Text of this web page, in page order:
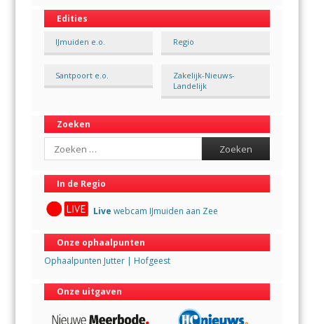
Edities
IJmuiden e.o. Regio
Santpoort e.o.
Zakelijk-Nieuws-
Landelijk
Zoeken
Search
In de Regio
Live webcam IJmuiden aan Zee
Onze ophaalpunten
Ophaalpunten Jutter | Hofgeest
Onze uitgaven